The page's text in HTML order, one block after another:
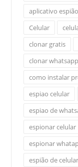
aplicativo
Celular
clonar gratis
clonar
como instalar
espiao celular
espiao de
espionar celular
espionar
espião de celular